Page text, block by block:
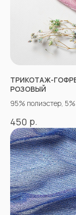
ТРИКОТАЖ-
РОЗОВЫЙ
95% полиэстер,
450 р.
ВОПРОСЫ?
Заполните форму,
помогут вам с
вопросы.
Согласен с